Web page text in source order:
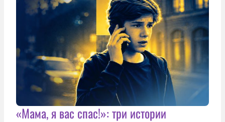
«Мама, я вас спас!»: три истории